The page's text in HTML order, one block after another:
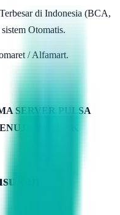
di Indonesia (BCA,
Otomatis.
/ Alfamart.
SERVER PULSA
PUNCAK